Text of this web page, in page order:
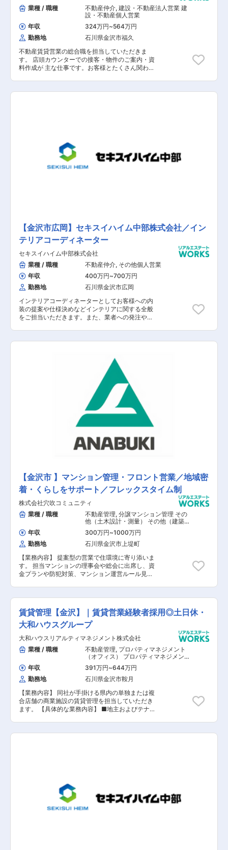
業種 / 職種
不動産仲介, 建設・不動産法人営業 建
設・不動産個人営業
年収
324万円~564万円
勤務地
石川県金沢市福久
不動産賃貸営業の総合職を担当していただきま
す。 店頭カウンターでの接客・物件のご案内・資
料作成が 主な仕事です。お客様とたくさん関わる
ウンターでの接客・物件のご案内 ■資料作成 ■来
【金沢市広岡】セキスイハイム中部株式会社／イン
テリアコーディネーター
セキスイハイム中部株式会社
業種 / 職種
不動産仲介, その他個人営業
年収
400万円~700万円
勤務地
石川県金沢市広岡
インテリアコーディネーターとしてお客様への内
装の提案や仕様決めなどインテリアに関する全般
をご担当いただきます。また、業者への発注や現
装の仕様決め、カーテン・照明・家具などのイン
頼、発注作業、現場確認 ■図面・見積作成 ■社内
打ち合わせ など ＜仕事の流れ＞ 1カ月に3～5件
ほど担当が割り振られ、お客様と4～5回の打ち合
わせを重ね、内装を決めていきます。 （1）家族
構成などの情報シートをベースに好みや要望をヒ
アリング （2）内装仕上げ材・家具レイアウト・
配線計画などを具体的に詰める （3）これまでの
事項をより詳細に決定し、インテリア商品をセレ
クト （3）セレクトした商品をプレゼンテーショ
（5）セレクトした商品のの見積提示⇒決定
【金沢市 】マンション管理・フロント営業／地域密
着・くらしをサポート／フレックスタイム制
株式会社穴吹コミュニティ
業種 / 職種
不動産管理, 分譲マンション管理 その
他（土木設計・測量） その他（建築設
計・積算）
年収 300万円~1000万円
勤務地
石川県金沢市上堤町
【業務内容】 提案型の営業で住環境に寄り添いま
す。 担当マンションの理事会や総会に出席し、資
金プランや防犯対策、マンション運営ルール見直
担当マンションの定期巡回 ■問い合わせ対応 ■各
種書類作成 【担当者コメント】 分譲マンション
を購入したお客様や管理組合様を回り、点検や不
具合があった時の迅速な対応・サポート、防災訓
練・総会等イベントの企画・運営などを行いま
す。建物のことをよく知り、細かいケアができる
「プロ」の窓口として、お客様に接する仕事で
す。 充実した研修制度に加えて、フレックス制度
の導入により一人一人が効率的に働ける環境があ
ります。 同社では長期雇用によるキャリア形成を
図るため、今回の募集は40歳までと致します。
賃貸管理【金沢】｜賃貸営業経験者採用◎土日休・
大和ハウスグループ
大和ハウスリアルティマネジメント株式会社
業種 / 職種
不動産管理, プロパティマネジメント
（オフィス） プロパティマネジメント
（商業施設・その他） プロパティマネ
ジメント（住居・賃貸管理） その他
（土木設計・測量） その他（建築設
年収 391万円~644万円
勤務地
石川県金沢市鞍月
【業務内容】 同社が手掛ける県内の単独または複
合店舗の商業施設の賃貸管理を担当していただき
ます。 【具体的な業務内容】 ■地主およびテナ
業 など 【担当者コメント】 同社は、大和ハウ
担当頂く物件は100件程度（単独店舗9割/複合店
舗1割）になり、地主との家賃交渉は3年に一度発
生し、テナントとの家賃交渉はテナントからの要
望に都度対応する形（月に数件程度）となりま